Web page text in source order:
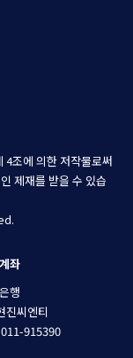
4조에 의한 저작물로써
제재를 받을 수 있습
좌
행
진씨엔티
915390